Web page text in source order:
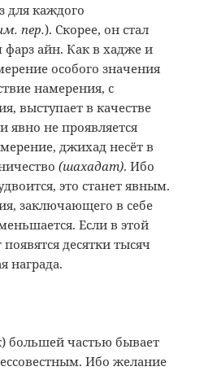
для каждого
пер.). Скорее, он стал
айн. Как в хадже и
особого значения
намерения, с
выступает в качестве
явно не проявляется
джихад несёт в
(шахадат). Ибо
это станет явным.
заключающего в себе
Если в этой
десятки тысяч
награда.
большей частью бывает
Ибо желание